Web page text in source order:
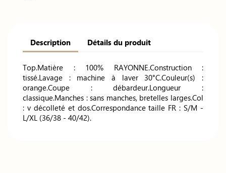
Description Détails du produit
Top.Matière : 100% RAYONNE.Construction :
tissé.Lavage : machine à laver 30°C.Couleur(s) :
orange.Coupe : débardeur.Longueur :
classique.Manches : sans manches, bretelles larges.Col
: v décolleté et dos.Correspondance taille FR : S/M -
L/XL (36/38 - 40/42).